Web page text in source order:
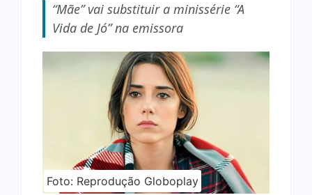
“Mãe” vai substituir a minissérie “A
Vida de Jó” na emissora
Foto: Reprodução Globoplay